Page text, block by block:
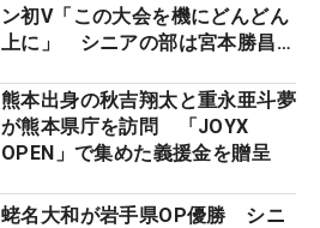
ン初V「この大会を機にどんどん
上に」 シニアの部は宮本勝昌が
熊本出身の秋吉翔太と重永亜斗夢
が熊本県庁を訪問 「JOYX
OPEN」で集めた義援金を贈呈
蛯名大和が岩手県OP優勝 シニ